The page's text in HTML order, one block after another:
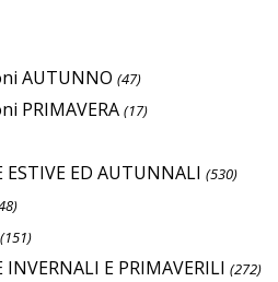
AUTUNNO (47)
PRIMAVERA (17)
ED AUTUNNALI (530)
(151)
E PRIMAVERILI (272)